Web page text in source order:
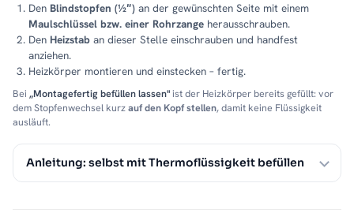
Den Blindstopfen (½″) an der gewünschten Seite mit einem
Maulschlüssel bzw. einer Rohrzange herausschrauben.
Den Heizstab an dieser Stelle einschrauben und handfest
anziehen.
Heizkörper montieren und einstecken – fertig.
Bei „Montagefertig befüllen lassen"ist der Heizkörper bereits gefüllt: vor
dem Stopfenwechsel kurzauf den Kopf stellen, damit keine Flüssigkeit
ausläuft.
Anleitung: selbst mit Thermoflüssigkeit befüllen